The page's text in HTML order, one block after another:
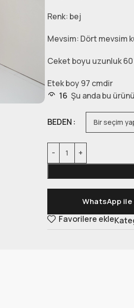
Renk: bej
Mevsim: Dört mevsim
Ceket boyu uzunluk
Etek boy 97 cmdir
16 Şu anda bu
BEDEN
WhatsApp
Favorilere ekle